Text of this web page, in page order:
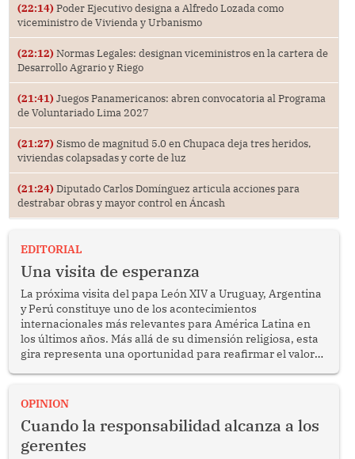
(22:14) Poder Ejecutivo designa a Alfredo Lozada como
viceministro de Vivienda y Urbanismo
(22:12) Normas Legales: designan viceministros en la cartera de
Desarrollo Agrario y Riego
(21:41) Juegos Panamericanos: abren convocatoria al Programa
de Voluntariado Lima 2027
(21:27) Sismo de magnitud 5.0 en Chupaca deja tres heridos,
viviendas colapsadas y corte de luz
(21:24) Diputado Carlos Domínguez articula acciones para
destrabar obras y mayor control en Áncash
EDITORIAL
Una visita de esperanza
La próxima visita del papa León XIV a Uruguay, Argentina
y Perú constituye uno de los acontecimientos
internacionales más relevantes para América Latina en
los últimos años. Más allá de su dimensión religiosa, esta
gira representa una oportunidad para reafirmar el valor
enfrenta desafíos en materia de desarrollo, cohesión
OPINION
Cuando la responsabilidad alcanza a los
gerentes